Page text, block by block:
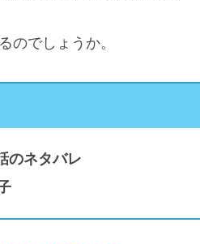
のでしょうか。
のネタバレ